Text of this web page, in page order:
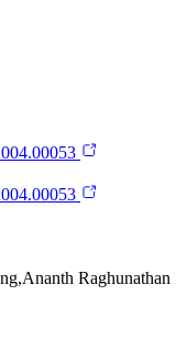
Raghunathan